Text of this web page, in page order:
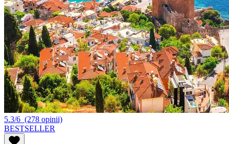
5.3/6 (278 opinii)
BESTSELLER